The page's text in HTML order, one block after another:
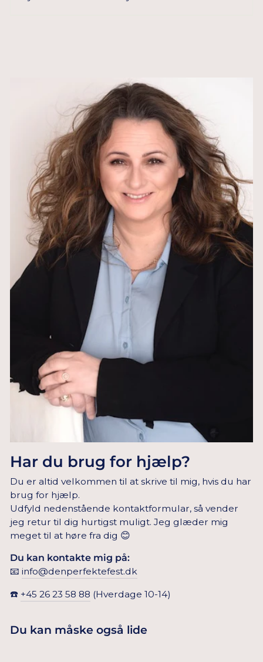
Har du brug for hjælp?
Du er altid velkommen til at skrive til mig, hvis du har
brug for hjælp.
Udfyld nedenstående kontaktformular, så vender
jeg retur til dig hurtigst muligt. Jeg glæder mig
meget til at høre fra dig 😊
Du kan kontakte mig på:
📧 info@denperfektefest.dk
☎️ +45 26 23 58 88 (Hverdage 10-14)
Du kan måske også lide